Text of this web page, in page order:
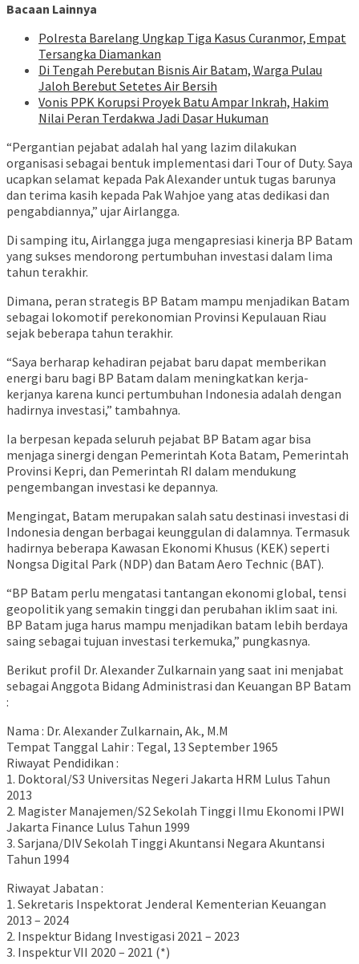
Bacaan Lainnya
Polresta Barelang Ungkap Tiga Kasus Curanmor, Empat
Tersangka Diamankan
Di Tengah Perebutan Bisnis Air Batam, Warga Pulau
Jaloh Berebut Setetes Air Bersih
Vonis PPK Korupsi Proyek Batu Ampar Inkrah, Hakim
Nilai Peran Terdakwa Jadi Dasar Hukuman
“Pergantian pejabat adalah hal yang lazim dilakukan
organisasi sebagai bentuk implementasi dari Tour of Duty. Saya
ucapkan selamat kepada Pak Alexander untuk tugas barunya
dan terima kasih kepada Pak Wahjoe yang atas dedikasi dan
pengabdiannya,” ujar Airlangga.
Di samping itu, Airlangga juga mengapresiasi kinerja BP Batam
yang sukses mendorong pertumbuhan investasi dalam lima
tahun terakhir.
Dimana, peran strategis BP Batam mampu menjadikan Batam
sebagai lokomotif perekonomian Provinsi Kepulauan Riau
sejak beberapa tahun terakhir.
“Saya berharap kehadiran pejabat baru dapat memberikan
energi baru bagi BP Batam dalam meningkatkan kerja-
kerjanya karena kunci pertumbuhan Indonesia adalah dengan
hadirnya investasi,” tambahnya.
Ia berpesan kepada seluruh pejabat BP Batam agar bisa
menjaga sinergi dengan Pemerintah Kota Batam, Pemerintah
Provinsi Kepri, dan Pemerintah RI dalam mendukung
pengembangan investasi ke depannya.
Mengingat, Batam merupakan salah satu destinasi investasi di
Indonesia dengan berbagai keunggulan di dalamnya. Termasuk
hadirnya beberapa Kawasan Ekonomi Khusus (KEK) seperti
Nongsa Digital Park (NDP) dan Batam Aero Technic (BAT).
“BP Batam perlu mengatasi tantangan ekonomi global, tensi
geopolitik yang semakin tinggi dan perubahan iklim saat ini.
BP Batam juga harus mampu menjadikan batam lebih berdaya
saing sebagai tujuan investasi terkemuka,” pungkasnya.
Berikut profil Dr. Alexander Zulkarnain yang saat ini menjabat
sebagai Anggota Bidang Administrasi dan Keuangan BP Batam
:
Nama : Dr. Alexander Zulkarnain, Ak., M.M
Tempat Tanggal Lahir : Tegal, 13 September 1965
Riwayat Pendidikan :
1. Doktoral/S3 Universitas Negeri Jakarta HRM Lulus Tahun
2013
2. Magister Manajemen/S2 Sekolah Tinggi Ilmu Ekonomi IPWI
Jakarta Finance Lulus Tahun 1999
3. Sarjana/DIV Sekolah Tinggi Akuntansi Negara Akuntansi
Tahun 1994
Riwayat Jabatan :
1. Sekretaris Inspektorat Jenderal Kementerian Keuangan
2013 – 2024
2. Inspektur Bidang Investigasi 2021 – 2023
3. Inspektur VII 2020 – 2021 (*)